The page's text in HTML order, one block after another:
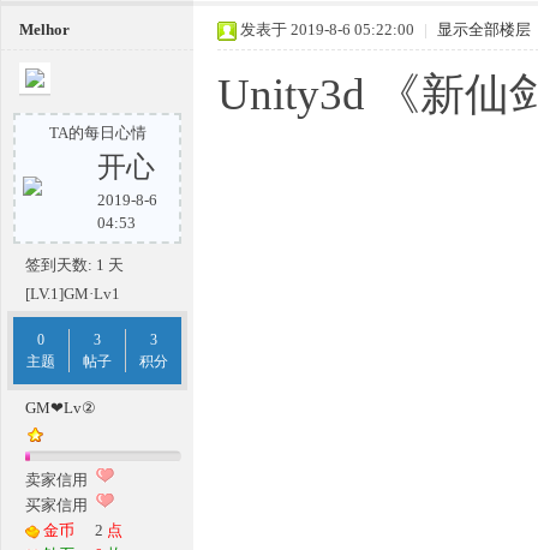
传
奇
Melhor
TA的每日心情
开心
2019-8-6
04:53
签到天数: 1 天
[LV.1]GM·Lv1
0
主题
3
帖子
3
积分
GM❤Lv②
卖家信用
买家信用
金币
2 点
发表于 2019-8-6 05:22:00 | 显示全部楼层
Unity3d 《新仙